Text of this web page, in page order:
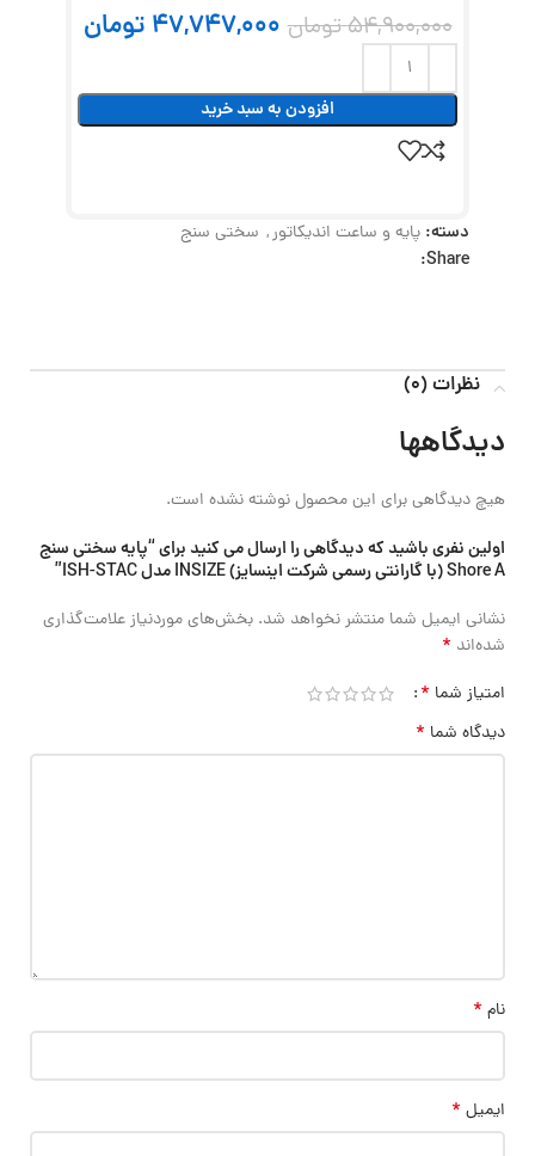
54,900,000تومان 47,747,000 تومان
افزودن به سبد خرید
دسته: پایه و ساعت اندیکاتور, سختی سنج
Share:
نظرات (0)
دیدگاهها
هیچ دیدگاهی برای این محصول نوشته نشده است.
اولین نفری باشید که دیدگاهی را ارسال می کنید برای “پایه سختی سنج
Shore A (با گارانتی رسمی شرکت اینسایز) INSIZE مدل ISH-STAC”
نشانی ایمیل شما منتشر نخواهد شد. بخش‌های موردنیاز علامت‌گذاری
شده‌اند *
امتیاز شما *
دیدگاه شما *
نام *
ایمیل *